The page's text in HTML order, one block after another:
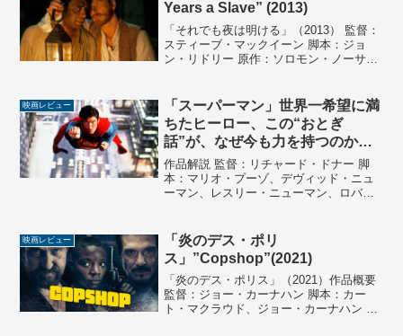
Years a Slave” (2013)
「それでも夜は明ける」（2013） 監督：
スティーブ・マックイーン 脚本：ジョ
ン・リドリー 原作：ソロモン・ノーサッ
ェレミー・クレイナー、ビル・ポ...
映画レビュー
「スーパーマン」世界一希望に満
ちたヒーロー、この“おとぎ
話”が、なぜ今も力を持つのか
【ネタバレ感想】
作品解説 監督：リチャード・ドナー 脚
本：マリオ・プーゾ、デヴィッド・ニュ
ーマン、レスリー・ニューマン、ロバー
楽：ジョン・ウィリアムズ 撮影：ジョフ
リー・アンスワ...
映画レビュー
「炎のデス・ポリ
ス」”Copshop”(2021)
「炎のデス・ポリス」（2021）作品概要
監督：ジョー・カーナハン 脚本：カー
ト・マクラウド、ジョー・カーナハン 原